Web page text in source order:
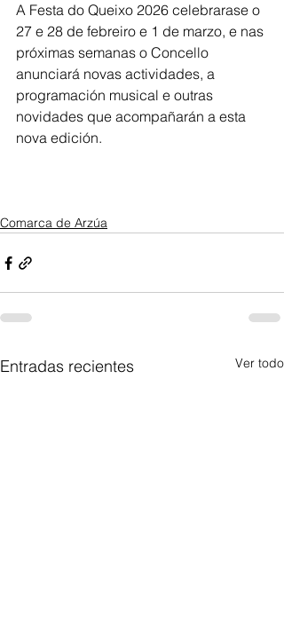
A Festa do Queixo 2026 celebrarase o
27 e 28 de febreiro e 1 de marzo, e nas
próximas semanas o Concello
anunciará novas actividades, a
programación musical e outras
novidades que acompañarán a esta
nova edición.
Comarca de Arzúa
Entradas recientes Ver todo